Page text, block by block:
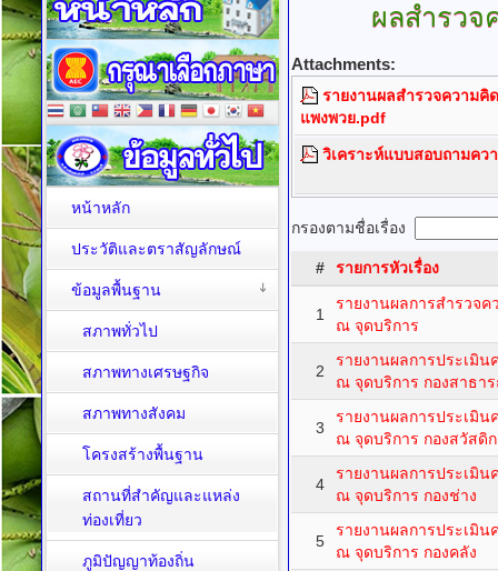
ผลสำรวจ
Attachments:
รายงานผลสำรวจความ
แพงพวย.pdf
วิเคราะห์แบบสอบถามคว
กรองตามชื่อเรื่อง
# รายการหัวเรื่อง
1
รายงานผลการสำรวจ
ณ จุดบริการ
2
รายงานผลการประเมิ
ณ จุดบริการ กองสาธา
3
รายงานผลการประเมิ
ณ จุดบริการ กองสวัสดิ
4
รายงานผลการประเมิ
ณ จุดบริการ กองช่าง
5
รายงานผลการประเมิ
ณ จุดบริการ กองคลัง
หน้าหลัก
ประวัติและตราสัญลักษณ์
ข้อมูลพื้นฐาน
สภาพทั่วไป
สภาพทางเศรษฐกิจ
สภาพทางสังคม
โครงสร้างพื้นฐาน
สถานที่สำคัญและแหล่ง
ท่องเที่ยว
ภูมิปัญญาท้องถิ่น